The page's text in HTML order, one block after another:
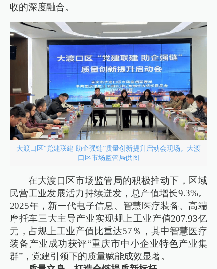
收的深度融合。
大渡口区“党建联建 助企强链”质量创新提升启动会现场。大渡
口区市场监管局供图
在大渡口区市场监管局的积极推动下，区域
民营工业发展活力持续迸发，总产值增长9.3%。
2025年，新一代电子信息、智慧医疗装备、高端
摩托车三大主导产业实现规上工业产值207.93亿
元，占规上工业产值比重达57％，其中智慧医疗
装备产业成功获评“重庆市中小企业特色产业集
群”，党建引领下的质量赋能成效显著。